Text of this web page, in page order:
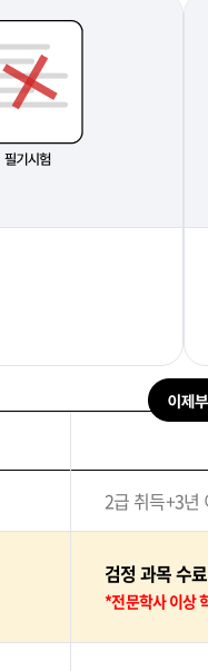
2급 취득+3년
검정 과목 수
*전문학사 이상